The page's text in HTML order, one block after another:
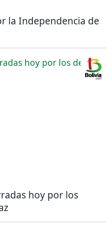
la Independencia de
hoy por los